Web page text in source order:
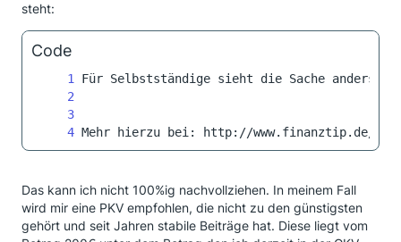
steht:
Code
Mehr hierzu bei: http://www.finanztip.de/
Das kann ich nicht 100%ig nachvollziehen. In meinem Fall
wird mir eine PKV empfohlen, die nicht zu den günstigsten
gehört und seit Jahren stabile Beiträge hat. Diese liegt vom